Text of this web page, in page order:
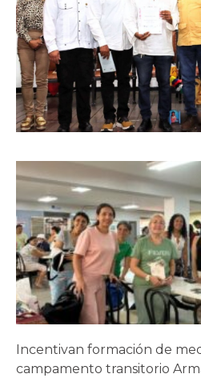
Incentivan formación de
campamento transitorio